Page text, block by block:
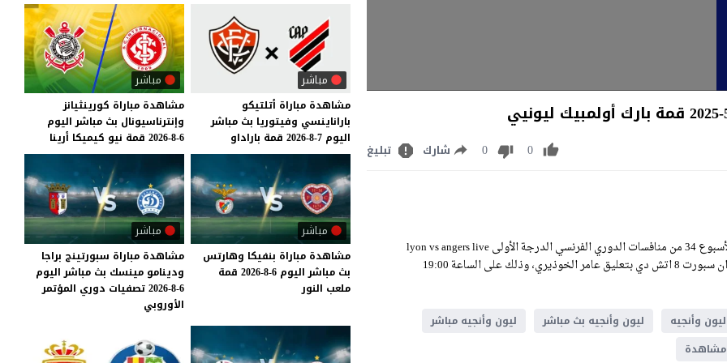
0
0 شارك تبليغ
مشاهدة مباراة ليون وأنجيه بث مباشر اليوم السبت 17-5-2025 ضمن الأسبوع 34 من منافسات الدوري الفرنسي الدرجة الأولى lyon vs angers live
stream على ملعب بارك أولمبيك ليونيي، وسيكون اللقاء منقولًا عبر بي ان سبورت 8 اتش دي بتعليق عامر الخوذيري، وذلك على الساعة 19:00
ليون وأنجيه ليون وأنجيه بث مباشر
ليون وأنجيه مباشر
مشاهدة
مباشر
مشاهدة مباراة أتلتيكو
باراناينسي وفيتوريا بث مباشر
اليوم 7-8-2026 قمة باراداو
مباشر
مشاهدة مباراة كورينثيانز
وإنترناسيونال بث مباشر اليوم
6-8-2026
قمة نيو كيميكا أرينا
مباشر
مشاهدة مباراة بنفيكا وهارتس
بث مباشر اليوم 6-8-2026
قمة
ملعب النور
مباشر
مشاهدة مباراة سبورتينج براجا
ودينامو مينسك بث مباشر اليوم
6-8-2026 تصفيات دوري المؤتمر
الأوروبي